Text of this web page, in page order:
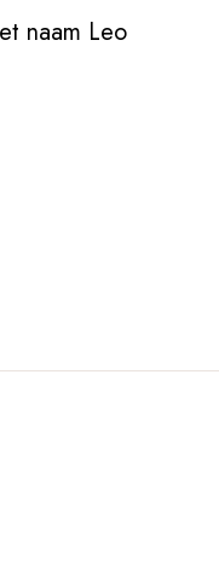
naam Leo